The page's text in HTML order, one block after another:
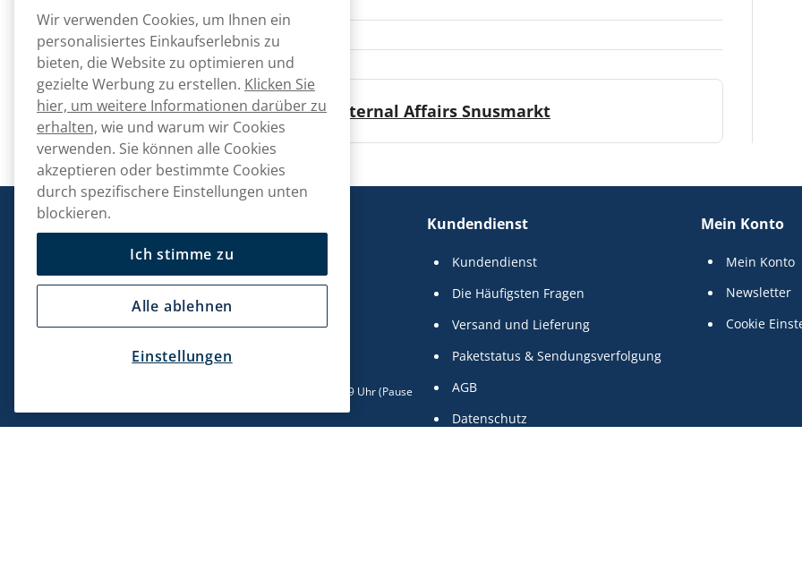
Markus Lundblad, Head of External Affairs Snusmarkt
Snusmarkt
Kontaktiere uns!
hallo@snusmarkt.ch
Mo/Di: 08:30-17 Uhr (Pause 12-13) Mi/Do: 10:30-19 Uhr (Pause
Kundendienst
Kundendienst
Die Häufigsten Fragen
Versand und Lieferung
Paketstatus & Sendungsverfolgung
AGB
Datenschutz
Mein Konto
Mein Konto
Newsletter
Cookie
Wir verwenden Cookies, um Ihnen ein
personalisiertes Einkaufserlebnis zu
bieten, die Website zu optimieren und
gezielte Werbung zu erstellen. Klicken Sie
hier, um weitere Informationen darüber zu
erhalten, wie und warum wir Cookies
verwenden. Sie können alle Cookies
akzeptieren oder bestimmte Cookies
durch spezifischere Einstellungen unten
blockieren.
Ich stimme zu
Alle ablehnen
Einstellungen